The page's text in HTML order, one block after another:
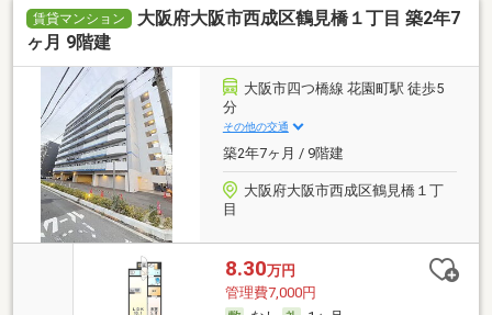
賃貸マンション
大阪府大阪市西成区鶴見橋１丁目 築2年7
ヶ月 9階建
大阪市四つ橋線 花園町駅 徒歩5
分
その他の交通
築2年7ヶ月 / 9階建
大阪府大阪市西成区鶴見橋１丁
目
8.30万円
管理費7,000円